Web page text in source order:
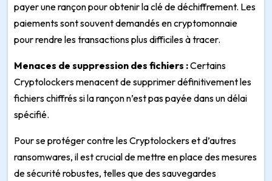
payer une rançon pour obtenir la clé de déchiffrement. Les
paiements sont souvent demandés en cryptomonnaie
pour rendre les transactions plus difficiles à tracer.
Menaces de suppression des fichiers :Certains
Cryptolockers menacent de supprimer définitivement les
fichiers chiffrés si la rançon n’est pas payée dans un délai
spécifié.
Pour se protéger contre les Cryptolockers et d’autres
ransomwares, il est crucial de mettre en place des mesures
de sécurité robustes, telles que des sauvegardes